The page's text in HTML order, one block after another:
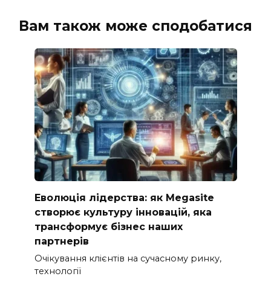
Вам також може сподобатися
Еволюція лідерства: як Megasite
створює культуру інновацій, яка
трансформує бізнес наших
партнерів
Очікування клієнтів на сучасному ринку,
технології